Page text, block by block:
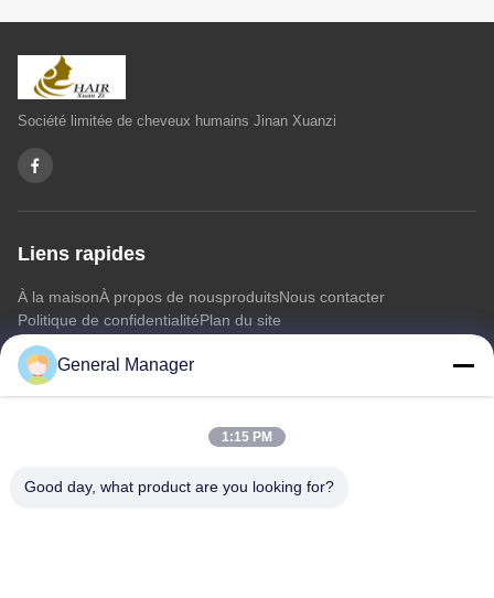
Société limitée de cheveux humains Jinan Xuanzi
Liens rapides
À la maisonÀ propos de nousproduitsNous contacter
Politique de confidentialitéPlan du site
Nous contacter
Adresse: Rue Xingfu, district de Licheng, ville de Jinan,
General Manager
1:15 PM
Good day, what product are you looking for?